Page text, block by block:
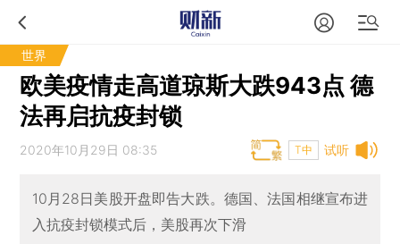
世界
欧美疫情走高道琼斯大跌943点 德
法再启抗疫封锁
试听
2020年10月29日 08:35 T中
10月28日美股开盘即告大跌。德国、法国相继宣布进
入抗疫封锁模式后，美股再次下滑